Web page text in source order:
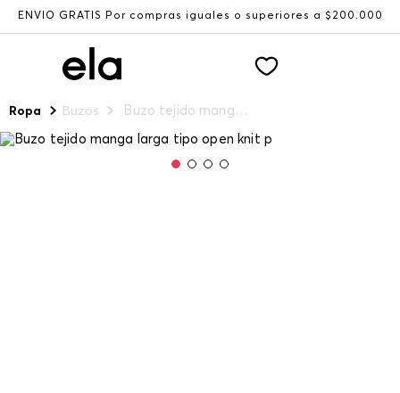
ENVÍO GRATIS Por compras iguales o superiores a $200.000
Ropa Buzos Buzo tejido manga larga tipo open knit p